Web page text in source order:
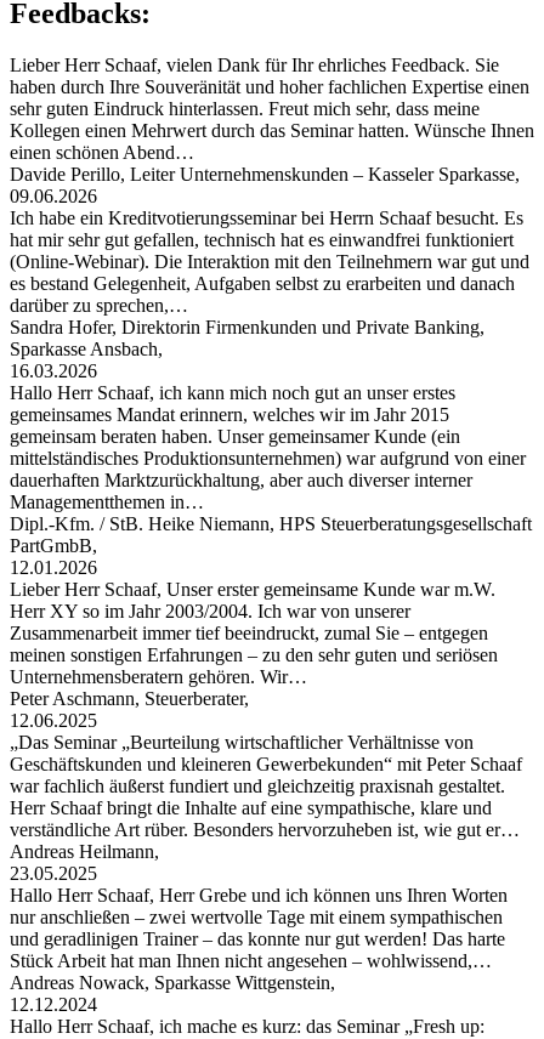
Feedbacks:
Lieber Herr Schaaf, vielen Dank für Ihr ehrliches Feedback. Sie
haben durch Ihre Souveränität und hoher fachlichen Expertise einen
sehr guten Eindruck hinterlassen. Freut mich sehr, dass meine
Kollegen einen Mehrwert durch das Seminar hatten. Wünsche Ihnen
einen schönen Abend…
Davide Perillo, Leiter Unternehmenskunden – Kasseler Sparkasse,
09.06.2026
Ich habe ein Kreditvotierungsseminar bei Herrn Schaaf besucht. Es
hat mir sehr gut gefallen, technisch hat es einwandfrei funktioniert
(Online-Webinar). Die Interaktion mit den Teilnehmern war gut und
es bestand Gelegenheit, Aufgaben selbst zu erarbeiten und danach
darüber zu sprechen,…
Sandra Hofer, Direktorin Firmenkunden und Private Banking,
Sparkasse Ansbach,
16.03.2026
Hallo Herr Schaaf, ich kann mich noch gut an unser erstes
gemeinsames Mandat erinnern, welches wir im Jahr 2015
gemeinsam beraten haben. Unser gemeinsamer Kunde (ein
mittelständisches Produktionsunternehmen) war aufgrund von einer
dauerhaften Marktzurückhaltung, aber auch diverser interner
Managementthemen in…
Dipl.-Kfm. / StB. Heike Niemann, HPS Steuerberatungsgesellschaft
PartGmbB,
12.01.2026
Lieber Herr Schaaf, Unser erster gemeinsame Kunde war m.W.
Herr XY so im Jahr 2003/2004. Ich war von unserer
Zusammenarbeit immer tief beeindruckt, zumal Sie – entgegen
meinen sonstigen Erfahrungen – zu den sehr guten und seriösen
Unternehmensberatern gehören. Wir…
Peter Aschmann, Steuerberater,
12.06.2025
„Das Seminar „Beurteilung wirtschaftlicher Verhältnisse von
Geschäftskunden und kleineren Gewerbekunden“ mit Peter Schaaf
war fachlich äußerst fundiert und gleichzeitig praxisnah gestaltet.
Herr Schaaf bringt die Inhalte auf eine sympathische, klare und
verständliche Art rüber. Besonders hervorzuheben ist, wie gut er…
Andreas Heilmann,
23.05.2025
Hallo Herr Schaaf, Herr Grebe und ich können uns Ihren Worten
nur anschließen – zwei wertvolle Tage mit einem sympathischen
und geradlinigen Trainer – das konnte nur gut werden! Das harte
Stück Arbeit hat man Ihnen nicht angesehen – wohlwissend,…
Andreas Nowack, Sparkasse Wittgenstein,
12.12.2024
Hallo Herr Schaaf, ich mache es kurz: das Seminar „Fresh up: